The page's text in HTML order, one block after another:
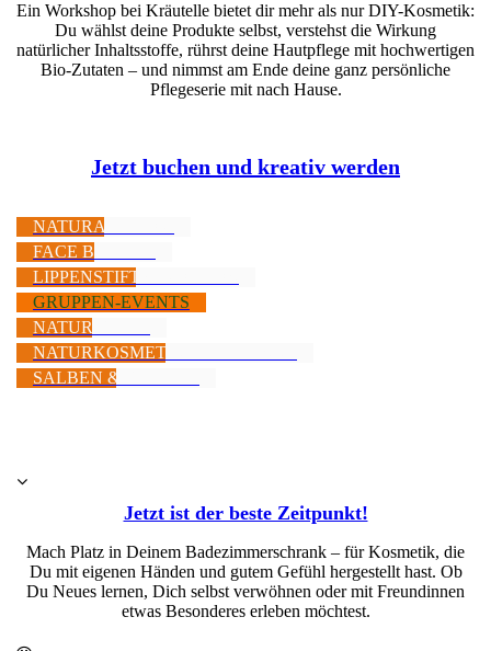
Ein Workshop bei Kräutelle bietet dir mehr als nur DIY-Kosmetik:
Du wählst deine Produkte selbst, verstehst die Wirkung
natürlicher Inhaltsstoffe, rührst deine Hautpflege mit hochwertigen
Bio-Zutaten – und nimmst am Ende deine ganz persönliche
Pflegeserie mit nach Hause.
Jetzt buchen und kreativ werden
NATURAL GLOW
FACE BEAUTY
LIPPENSTIFT & ROLL ON
GRUPPEN-EVENTS
NATUR BASIC
NATURKOSMETIK GESCHENKE
SALBEN & BALSAM
Jetzt ist der beste Zeitpunkt!
Mach Platz in Deinem Badezimmerschrank – für Kosmetik, die
Du mit eigenen Händen und gutem Gefühl hergestellt hast. Ob
Du Neues lernen, Dich selbst verwöhnen oder mit Freundinnen
etwas Besonderes erleben möchtest.